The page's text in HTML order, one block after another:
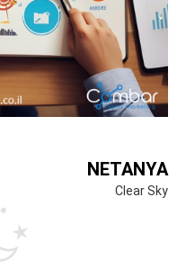
NETANYA
Clear Sky